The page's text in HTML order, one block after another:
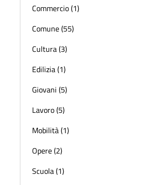
Commercio (1)
Comune (55)
Cultura (3)
Edilizia (1)
Giovani (5)
Lavoro (5)
Mobilità (1)
Opere (2)
Scuola (1)